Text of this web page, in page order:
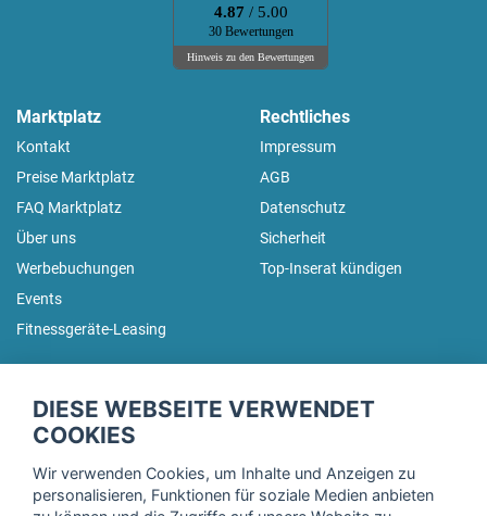
4.87 / 5.00
30 Bewertungen
Hinweis zu den Bewertungen
Marktplatz
Kontakt
Preise Marktplatz
FAQ Marktplatz
Über uns
Werbebuchungen
Events
Fitnessgeräte-Leasing
Rechtliches
Impressum
AGB
Datenschutz
Sicherheit
Top-Inserat kündigen
Trage dich hier für unseren Newsletter ein und erhalte regelmäßig
DIESE WEBSEITE VERWENDET
COOKIES
Wir verwenden Cookies, um Inhalte und Anzeigen zu
personalisieren, Funktionen für soziale Medien anbieten